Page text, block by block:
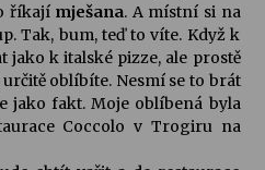
říkají mješana. A místní si na
Tak, bum, teď to víte. Když k
jako k italské pizze, ale prostě
oblíbíte. Nesmí se to brát
jako fakt. Moje oblíbená byla
Coccolo v Trogiru na